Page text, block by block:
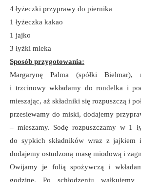
4 łyżeczki przyprawy do piernika
1 łyżeczka kakao
1 jajko
3 łyżki mleka
Sposób przygotowania:
Margarynę Palma (spółki
i trzcinowy wkładamy do rondelka i
mieszając, aż składniki się rozpuszczą i
przesiewamy do miski, dodajemy
– mieszamy. Sodę rozpuszczamy w 1
do sypkich składników wraz z jajkiem
dodajemy ostudzoną masę miodową i
Owijamy je folią spożywczą i
godzinę. Po schłodzeniu